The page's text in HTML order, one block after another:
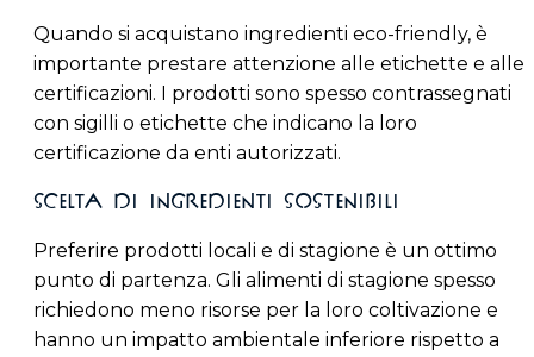
Quando si acquistano ingredienti eco-friendly, è
importante prestare attenzione alle etichette e alle
certificazioni. I prodotti sono spesso contrassegnati
con sigilli o etichette che indicano la loro
certificazione da enti autorizzati.
Scelta di Ingredienti Sostenibili
Preferire prodotti locali e di stagione è un ottimo
punto di partenza. Gli alimenti di stagione spesso
richiedono meno risorse per la loro coltivazione e
hanno un impatto ambientale inferiore rispetto a